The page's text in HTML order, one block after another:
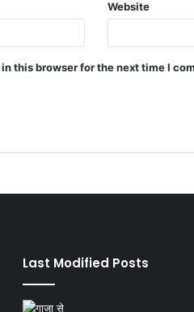
Website
this browser for the next time I
Last Modified Posts